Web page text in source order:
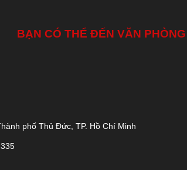
BẠN CÓ THỂ ĐẾN VĂN
phố Thủ Đức, TP. Hồ Chí Minh